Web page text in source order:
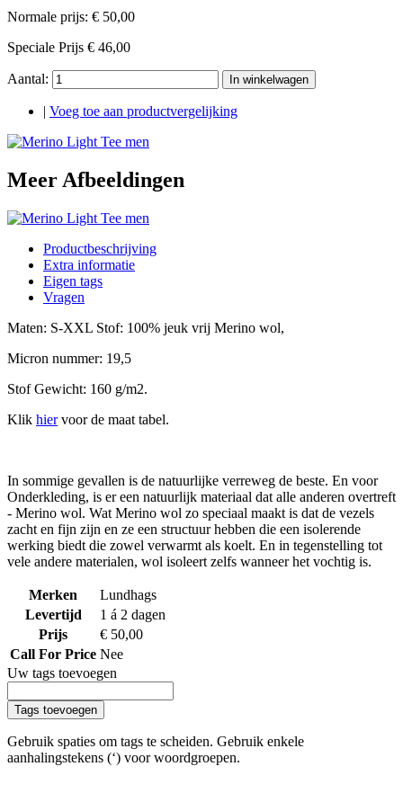
Normale prijs: € 50,00
Speciale Prijs € 46,00
Aantal: In winkelwagen
Voeg toe aan productvergelijking
Meer Afbeeldingen
Productbeschrijving
Extra informatie
Eigen tags
Vragen
Maten: S-XXL Stof: 100% jeuk vrij Merino wol,
Micron nummer: 19,5
Stof Gewicht: 160 g/m2.
Klik hiervoor de maat tabel.
In sommige gevallen is de natuurlijke verreweg de beste. En voor
Onderkleding, is er een natuurlijk materiaal dat alle anderen overtreft
- Merino wol. Wat Merino wol zo speciaal maakt is dat de vezels
zacht en fijn zijn en ze een structuur hebben die een isolerende
werking biedt die zowel verwarmt als koelt. En in tegenstelling tot
vele andere materialen, wol isoleert zelfs wanneer het vochtig is.
Merken
Lundhags
Levertijd
1 á 2 dagen
Prijs
€ 50,00
Call For Price Nee
Uw tags toevoegen
Tags toevoegen
Gebruik spaties om tags te scheiden. Gebruik enkele
aanhalingstekens (‘) voor woordgroepen.